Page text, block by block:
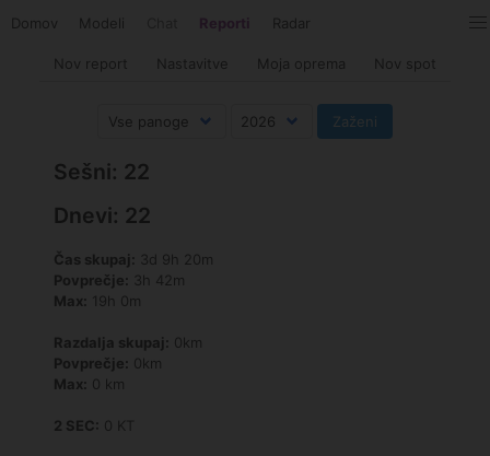
Domov Modeli Reporti Radar
Nov report Nastavitve Moja oprema Nov spot
Sešni: 22
Dnevi: 22
Čas skupaj: 3d 9h 20m
Povprečje: 3h 42m
Max: 19h 0m
Razdalja skupaj: 0km
Povprečje: 0km
Max: 0 km
2 SEC: 0 KT